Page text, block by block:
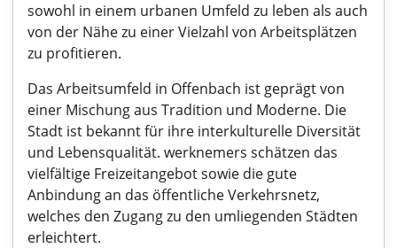
sowohl in einem urbanen Umfeld zu leben als auch
von der Nähe zu einer Vielzahl von Arbeitsplätzen
zu profitieren.
Das Arbeitsumfeld in Offenbach ist geprägt von
einer Mischung aus Tradition und Moderne. Die
Stadt ist bekannt für ihre interkulturelle Diversität
und Lebensqualität. werknemers schätzen das
vielfältige Freizeitangebot sowie die gute
Anbindung an das öffentliche Verkehrsnetz,
welches den Zugang zu den umliegenden Städten
erleichtert.